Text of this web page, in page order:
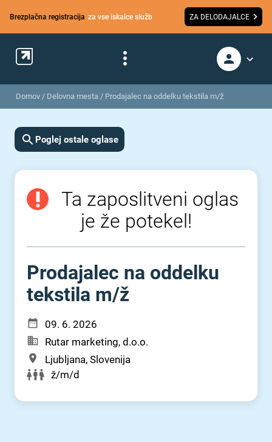
Brezplačna registracija za vse iskalce služb ZA DELODAJALCE
Domov / Delovna mesta / Prodajalec na oddelku tekstila m/ž
Poglej ostale oglase
Ta zaposlitveni oglas
je že potekel!
Prodajalec na oddelku
tekstila m⁠/⁠ž
09. 6. 2026
Rutar marketing, d.o.o.
Ljubljana, Slovenija
ž/m/d